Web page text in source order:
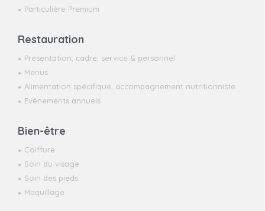
Particulière Premium
Restauration
Présentation, cadre, service & personnel
Menus
Alimentation spécifique, accompagnement nutritionniste
Evénements annuels
Bien-être
Coiffure
Soin du visage
Soin des pieds
Maquillage